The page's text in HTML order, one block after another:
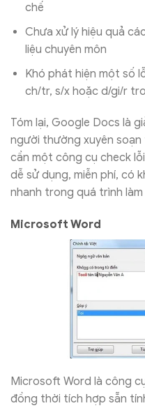
chế
Chưa xử lý hiệu quả
liệu chuyên môn
Khó phát hiện một số
ch/tr, s/x hoặc d/gi/r
Tóm lại, Google Docs là
người thường xuyên
cần một công cụ check
dễ sử dụng, miễn phí, có
nhanh trong quá trình làm
Microsoft Word
Microsoft Word là công
đồng thời tích hợp sẵn